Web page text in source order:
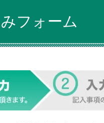
フォーム